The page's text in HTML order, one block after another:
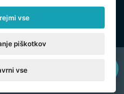
DDV: CZ26150808
s.r.o. Všechna
vse
piškotkov
vse